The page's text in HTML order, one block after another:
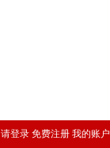
请登录 免费注册 我的账户